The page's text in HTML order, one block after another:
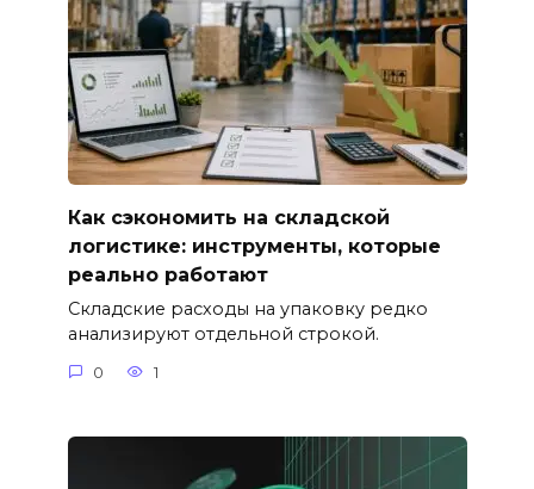
Как сэкономить на складской
логистике: инструменты, которые
реально работают
Складские расходы на упаковку редко
анализируют отдельной строкой.
0 1